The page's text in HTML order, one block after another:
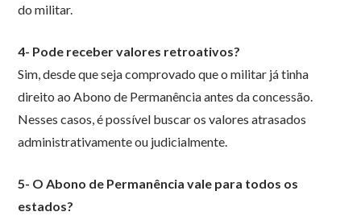
do militar.
4- Pode receber valores retroativos?
Sim, desde que seja comprovado que o militar já tinha
direito ao Abono de Permanência antes da concessão.
Nesses casos, é possível buscar os valores atrasados
administrativamente ou judicialmente.
5- O Abono de Permanência vale para todos os
estados?